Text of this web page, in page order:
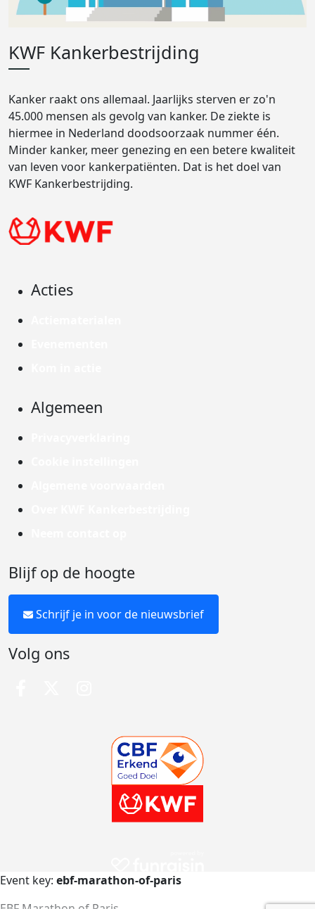
KWF Kankerbestrijding
Kanker raakt ons allemaal. Jaarlijks sterven er zo'n
45.000 mensen als gevolg van kanker. De ziekte is
hiermee in Nederland doodsoorzaak nummer één.
Minder kanker, meer genezing en een betere kwaliteit
van leven voor kankerpatiënten. Dat is het doel van
KWF Kankerbestrijding.
Acties
Algemeen
Blijf op de hoogte
Schrijf je in voor de nieuwsbrief
Volg ons
Event key: ebf-marathon-of-paris